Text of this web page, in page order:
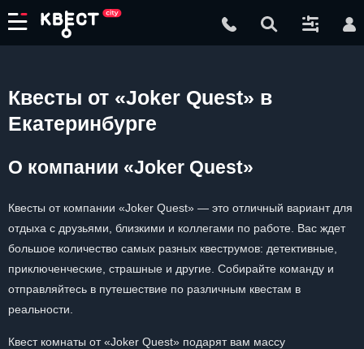
Квесты от «Joker Quest» в
Екатеринбурге
О компании «Joker Quest»
Квесты от компании «Joker Quest» — это отличный вариант для
отдыха с друзьями, близкими и коллегами по работе. Вас ждет
большое количество самых разных квеструмов: детективные,
приключенческие, страшные и другие. Собирайте команду и
отправляйтесь в путешествие по различным квестам в
реальности.
Квест комнаты от «Joker Quest» подарят вам массу